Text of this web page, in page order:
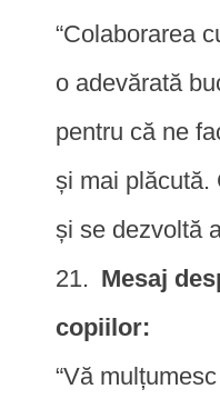
“Colaborarea
o adevărată
pentru că ne
și mai plăcută.
și se dezvoltă
Mesaj
copiilor:
“Vă